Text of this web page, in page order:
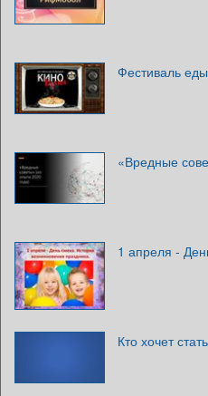
Фестиваль
«Вредные
1 апреля -
Кто хочет